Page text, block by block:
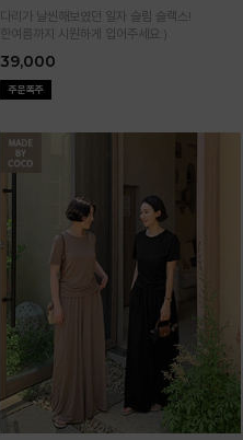
다리가 날씬해보였던 일자 슬림 슬랙스!
한여름까지 시원하게 입어주세요:)
39,000